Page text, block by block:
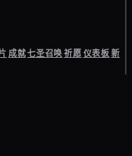
成就七圣召唤祈愿仪表板新